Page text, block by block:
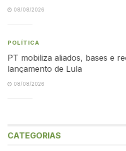
08/08/2026
POLÍTICA
PT mobiliza aliados, bases e
lançamento de Lula
08/08/2026
CATEGORIAS